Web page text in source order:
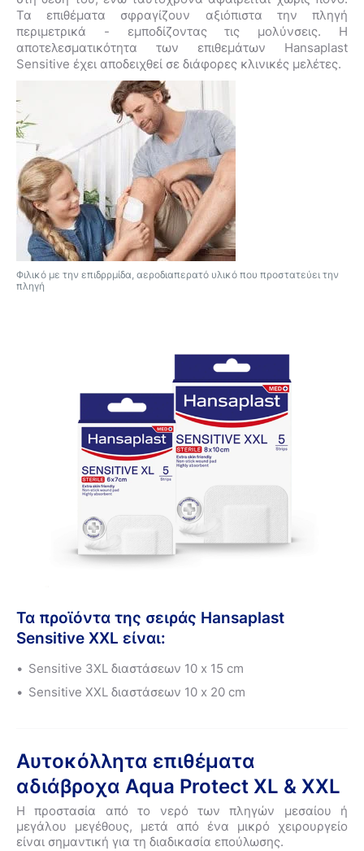
Φιλικό με την επιδρρμίδα, αεροδιαπερατό υλικό που προστατεύει την
πληγή
Τα επιθέματα σφραγίζουν αξιόπιστα την πληγή
περιμετρικά - εμποδίζοντας τις μολύνσεις. Η
αποτελεσματικότητα των επιθεμάτων Hansaplast
Sensitive έχει αποδειχθεί σε διάφορες κλινικές μελέτες.
Τα προϊόντα της σειράς Hansaplast
Sensitive XXL είναι:
Sensitive 3XL διαστάσεων 10 x 15 cm
Sensitive XXL διαστάσεων 10 x 20 cm
Αυτοκόλλητα επιθέματα
αδιάβροχα Aqua Protect XL & XXL
Η προστασία από το νερό των πληγών μεσαίου ή
μεγάλου μεγέθους, μετά από ένα μικρό χειρουργείο
είναι σημαντική για τη διαδικασία επούλωσης.